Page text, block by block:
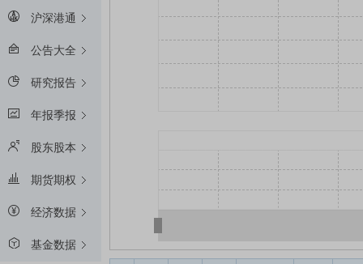
沪深港通
公告大全
研究报告
年报季报
股东股本
期货期权
经济数据
基金数据